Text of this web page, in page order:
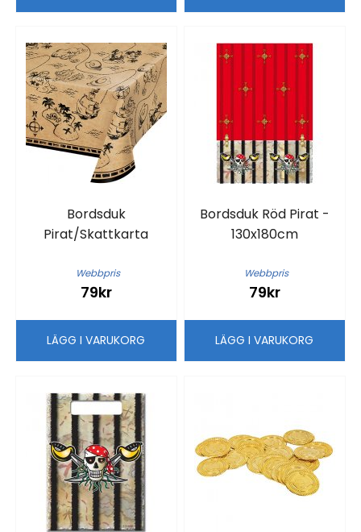
Bordsduk
Pirat/Skattkarta
Webbpris
79kr
LÄGG I VARUKORG
Bordsduk Röd Pirat -
130x180cm
Webbpris
79kr
LÄGG I VARUKORG